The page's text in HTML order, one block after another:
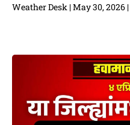
Weather Desk May 30, 2026